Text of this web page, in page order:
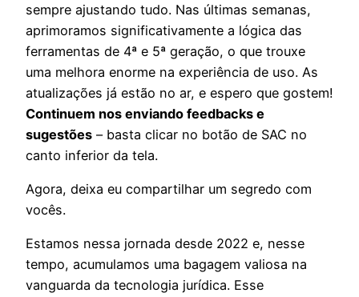
sempre ajustando tudo. Nas últimas semanas,
aprimoramos significativamente a lógica das
ferramentas de 4ª e 5ª geração, o que trouxe
uma melhora enorme na experiência de uso. As
atualizações já estão no ar, e espero que gostem!
Continuem nos enviando feedbacks e
sugestões – basta clicar no botão de SAC no
canto inferior da tela.
Agora, deixa eu compartilhar um segredo com
vocês.
Estamos nessa jornada desde 2022 e, nesse
tempo, acumulamos uma bagagem valiosa na
vanguarda da tecnologia jurídica. Esse